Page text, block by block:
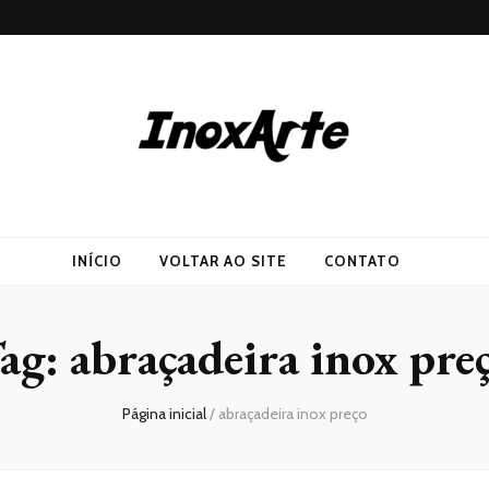
INÍCIO VOLTAR AO SITE CONTATO
abraçadeira inox
Página inicial/ abraçadeira inox preço